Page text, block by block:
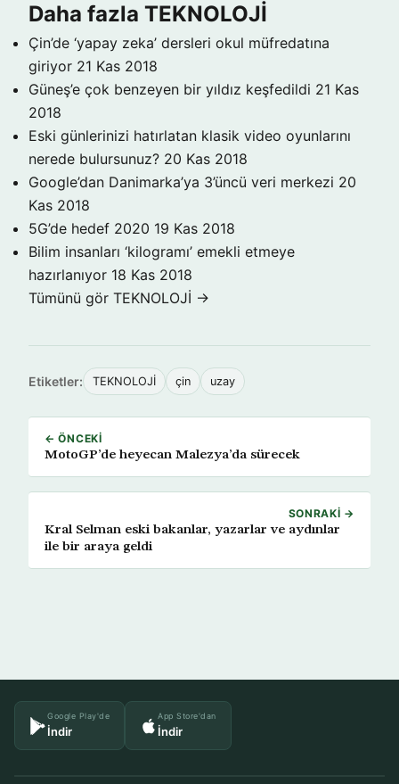
Daha fazla TEKNOLOJİ
Çin’de ‘yapay zeka’ dersleri okul müfredatına
giriyor 21 Kas 2018
Güneş’e çok benzeyen bir yıldız keşfedildi 21 Kas
2018
Eski günlerinizi hatırlatan klasik video oyunlarını
nerede bulursunuz? 20 Kas 2018
Google’dan Danimarka’ya 3’üncü veri merkezi 20
Kas 2018
5G’de hedef 2020 19 Kas 2018
Bilim insanları ‘kilogramı’ emekli etmeye
hazırlanıyor 18 Kas 2018
Tümünü gör TEKNOLOJİ →
Etiketler: TEKNOLOJİ çin uzay
← ÖNCEKI
MotoGP’de heyecan Malezya’da sürecek
SONRAKI →
Kral Selman eski bakanlar, yazarlar ve aydınlar
ile bir araya geldi
Google Play'de
İndir
App Store'dan
İndir